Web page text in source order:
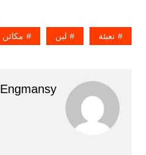
تعبئة لبن مكائن
Engmansy